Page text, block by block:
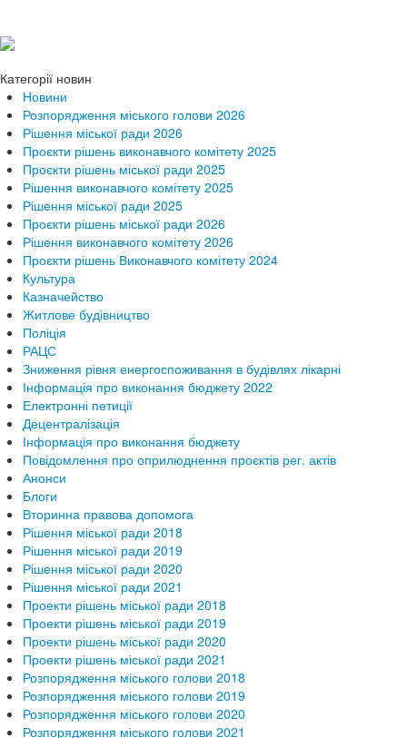
Категорії новин
Новини
Розпорядження міського голови 2026
Рішення міської ради 2026
Проєкти рішень виконавчого комітету 2025
Проєкти рішень міської ради 2025
Рішення виконавчого комітету 2025
Рішення міської ради 2025
Проєкти рішень міської ради 2026
Рішення виконавчого комітету 2026
Проєкти рішень Виконавчого комітету 2024
Культура
Казначейство
Житлове будівництво
Поліція
РАЦС
Зниження рівня енергоспоживання в будівлях лікарні
Інформація про виконання бюджету 2022
Електронні петиції
Децентралізація
Інформація про виконання бюджету
Повідомлення про оприлюднення проєктів рег. актів
Анонси
Блоги
Вторинна правова допомога
Рішення міської ради 2018
Рішення міської ради 2019
Рішення міської ради 2020
Рішення міської ради 2021
Проекти рішень міської ради 2018
Проекти рішень міської ради 2019
Проекти рішень міської ради 2020
Проекти рішень міської ради 2021
Розпорядження міського голови 2018
Розпорядження міського голови 2019
Розпорядження міського голови 2020
Розпорядження міського голови 2021